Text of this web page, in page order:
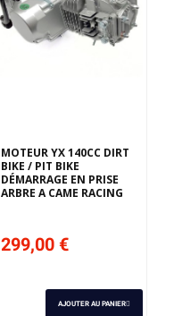
MOTEUR YX 140CC DIRT
BIKE / PIT BIKE
DÉMARRAGE EN PRISE
ARBRE A CAME RACING
299,00 €
AJOUTER AU PANIER